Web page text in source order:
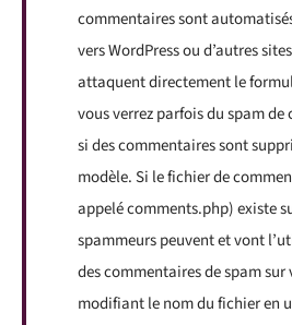
commentaires sont
vers WordPress ou d’autres
attaquent directement le
vous verrez parfois du spam
si des commentaires sont
modèle. Si le fichier de
appelé comments.php) existe
spammeurs peuvent et vont
des commentaires de spam sur
modifiant le nom du fichier en